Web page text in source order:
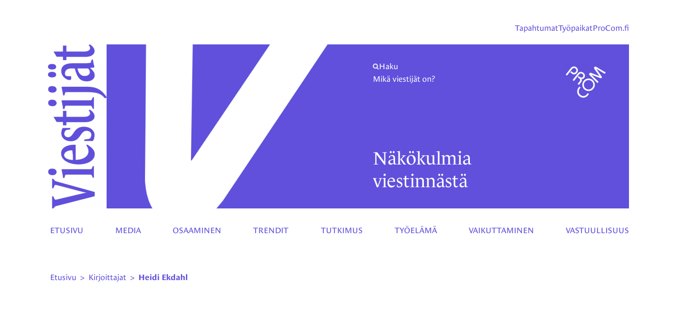
TapahtumatTyöpaikatProCom.fi
Näkökulmia
viestinnästä
Haku
Mikä viestijät on?
ETUSIVU MEDIA OSAAMINEN TRENDIT TUTKIMUS TYÖELÄMÄ VAIKUTTAMINEN VASTUULLISUUS
Etusivu > Kirjoittajat > Heidi Ekdahl